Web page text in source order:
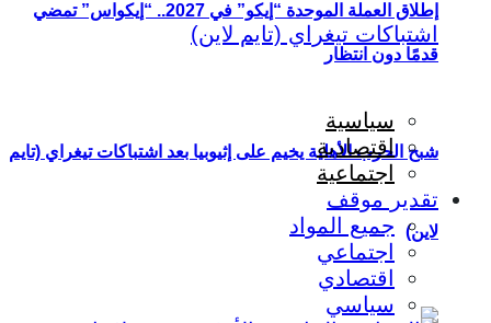
شبح الحرب الأهلية يخيم على إثيوبيا بعد اشتباكات تيغراي (تايم
لاين)
إطلاق العملة الموحدة “إيكو” في 2027.. “إيكواس” تمضي
قدمًا دون انتظار
سياسية
اقتصادية
اجتماعية
تقدير موقف
جميع المواد
اجتماعي
اقتصادي
سياسي